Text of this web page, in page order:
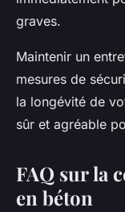
graves.
Maintenir un
mesures de
la longévité de
sûr et agréable
FAQ sur la
en béton